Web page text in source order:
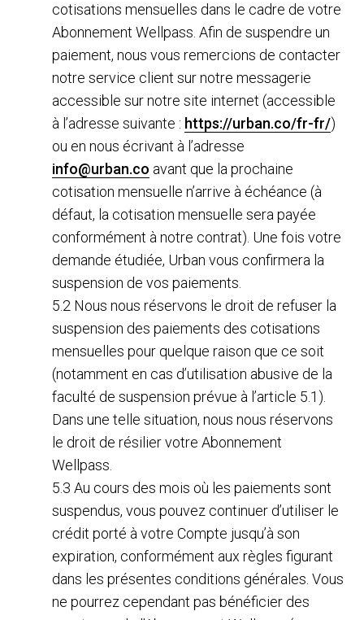
cotisations mensuelles dans le cadre de votre
Abonnement Wellpass. Afin de suspendre un
paiement, nous vous remercions de contacter
notre service client sur notre messagerie
accessible sur notre site internet (accessible
à l’adresse suivante : https://urban.co/fr-fr/)
ou en nous écrivant à l’adresse
info@urban.co avant que la prochaine
cotisation mensuelle n’arrive à échéance (à
défaut, la cotisation mensuelle sera payée
conformément à notre contrat). Une fois votre
demande étudiée, Urban vous confirmera la
suspension de vos paiements.
5.2 Nous nous réservons le droit de refuser la
suspension des paiements des cotisations
mensuelles pour quelque raison que ce soit
(notamment en cas d’utilisation abusive de la
faculté de suspension prévue à l’article 5.1).
Dans une telle situation, nous nous réservons
le droit de résilier votre Abonnement
Wellpass.
5.3 Au cours des mois où les paiements sont
suspendus, vous pouvez continuer d’utiliser le
crédit porté à votre Compte jusqu’à son
expiration, conformément aux règles figurant
dans les présentes conditions générales. Vous
ne pourrez cependant pas bénéficier des